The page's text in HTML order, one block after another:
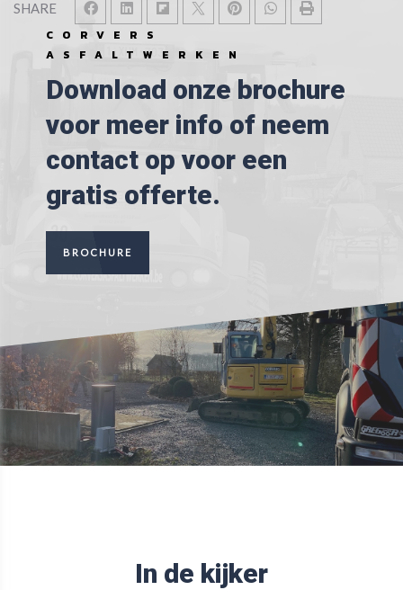
SHARE
CORVERS
ASFALTWERKEN
Download onze brochure
voor meer info of neem
contact op voor een
gratis offerte.
BROCHURE
In de kijker